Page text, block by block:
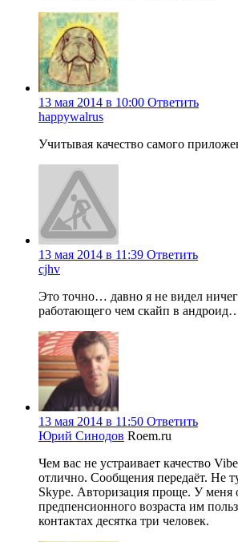
13 мая 2014 в 10:00 Ответить
happywalrus
Учитывая качество самого
13 мая 2014 в 11:39 Ответить
cjhv
Это точно… давно я не видел
работающего чем скайп в
13 мая 2014 в 11:50 Ответить
Юрий Синодов Roem.ru
Чем вас не устраивает качество
отлично. Сообщения передаёт. Не
Skype. Авторизация проще. У меня
предпенсионного возраста им
контактах десятка три человек.